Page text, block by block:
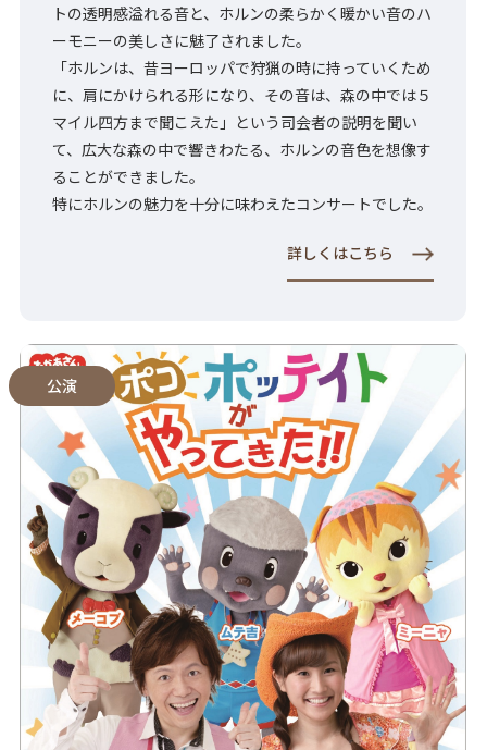
トの透明感溢れる音と、ホルンの柔らかく暖かい音のハ
ーモニーの美しさに魅了されました。
「ホルンは、昔ヨーロッパで狩猟の時に持っていくため
に、肩にかけられる形になり、その音は、森の中では５
マイル四方まで聞こえた」という司会者の説明を聞い
て、広大な森の中で響きわたる、ホルンの音色を想像す
ることができました。
特にホルンの魅力を十分に味わえたコンサートでした。
詳しくはこちら
公演